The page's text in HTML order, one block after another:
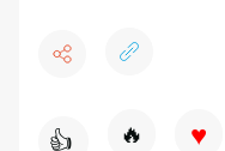
👍 🔥 ♥